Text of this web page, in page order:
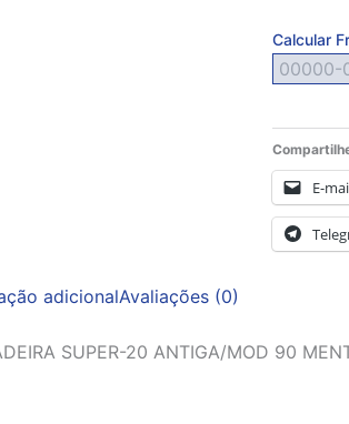
Calcular
E-
adicionalAvaliações (0)
SUPER-20 ANTIGA/MOD 90